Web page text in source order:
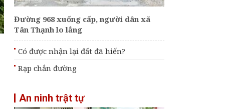
Đường 968 xuống cấp, người dân xã
Tân Thạnh lo lắng
Có được nhận lại đất đã hiến?
Rạp chắn đường
An ninh trật tự